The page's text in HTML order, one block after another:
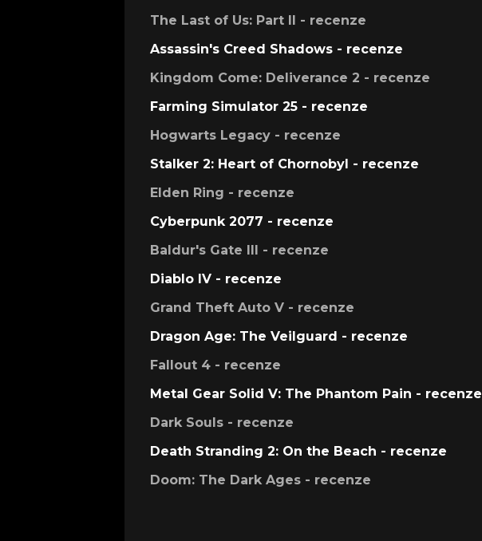
The Last of Us: Part II - recenze
Assassin's Creed Shadows - recenze
Kingdom Come: Deliverance 2 - recenze
Farming Simulator 25 - recenze
Hogwarts Legacy - recenze
Stalker 2: Heart of Chornobyl - recenze
Elden Ring - recenze
Cyberpunk 2077 - recenze
Baldur's Gate III - recenze
Diablo IV - recenze
Grand Theft Auto V - recenze
Dragon Age: The Veilguard - recenze
Fallout 4 - recenze
Metal Gear Solid V: The Phantom Pain - recenze
Dark Souls - recenze
Death Stranding 2: On the Beach - recenze
Doom: The Dark Ages - recenze